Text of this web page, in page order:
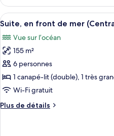
(Penthouse)
le
type
de
Suite,
chambre
(Penthouse)
Afficher
toutes
les
photos
pour
ce
type
chambre :
11
Suite, en front de mer
Vue sur l’océan
155 m²
6 personnes
1 canapé-lit (double), 1 très
Wi-Fi gratuit
Plus de détails
Plus